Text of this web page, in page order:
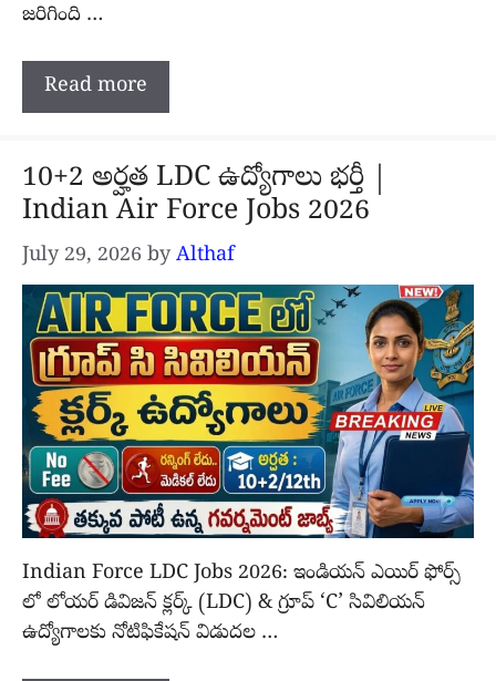
జరిగింది …
Read more
10+2 అర్హత LDC ఉద్యోగాలు భర్తీ |
Indian Air Force Jobs 2026
July 29, 2026 by Althaf
Indian Force LDC Jobs 2026: ఇండియన్ ఎయిర్ ఫోర్స్
లో లోయర్ డివిజన్ క్లర్క్ (LDC) & గ్రూప్ ‘C’ సివిలియన్
ఉద్యోగాలకు నోటిఫికేషన్ విడుదల …